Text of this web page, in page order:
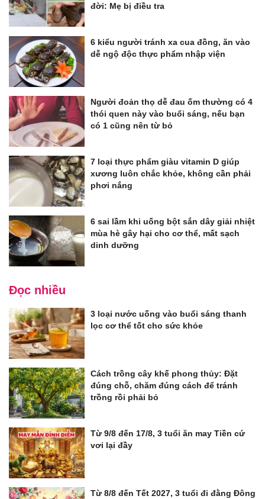
đời: Mẹ bị điều tra
6 kiểu người tránh xa cua đồng, ăn vào
dễ ngộ độc thực phẩm nhập viện
Người đoản thọ dễ đau ốm thường có 4
thói quen này vào buổi sáng, nếu bạn
có 1 cũng nên từ bỏ
7 loại thực phẩm giàu vitamin D giúp
xương luôn chắc khỏe, không cần phải
phơi nắng
6 sai lầm khi uống bột sắn dây giải nhiệt
mùa hè gây hại cho cơ thể, mất sạch
dinh dưỡng
Đọc nhiều
3 loại nước uống vào buổi sáng thanh
lọc cơ thể tốt cho sức khỏe
Cách trồng cây khế phong thủy: Đặt
đúng chỗ, chăm đúng cách để tránh
trồng rồi phải bỏ
Từ 9/8 đến 17/8, 3 tuổi ăn may Tiền cứ
vơi lại đầy
Từ 8/8 đến Tết 2027, 3 tuổi đi đằng Đông